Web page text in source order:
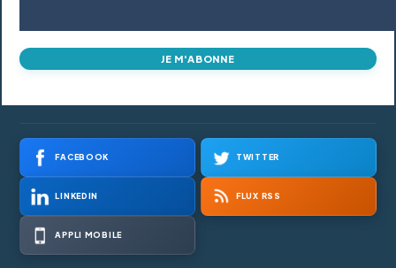
JE M'ABONNE
FACEBOOK TWITTER
LINKEDIN FLUX RSS
APPLI MOBILE